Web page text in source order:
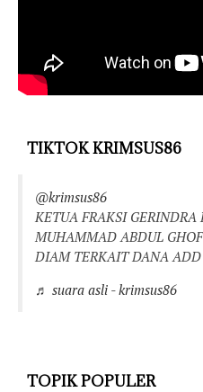
TIKTOK KRIMSUS86
@krimsus86
KETUA FRAKSI GERINDRA
MUHAMMAD ABDUL
DIAM TERKAIT DANA
♬ suara asli - krimsus86
TOPIK POPULER